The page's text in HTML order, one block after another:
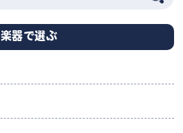
楽器で選ぶ